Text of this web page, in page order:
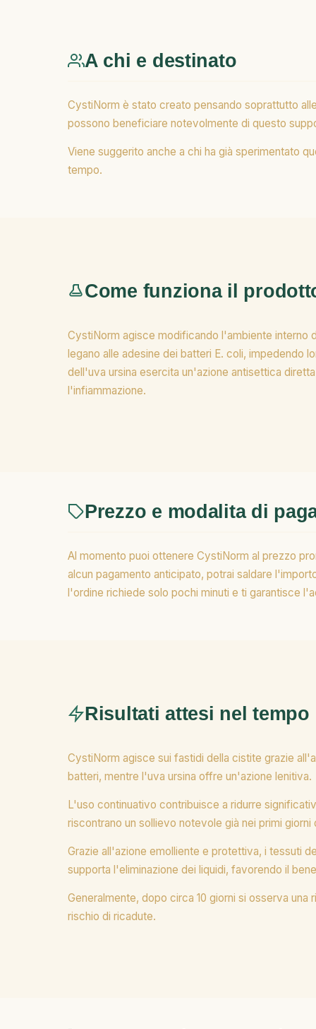
A chi e destinato
CystiNorm è stato creato pensando soprattutto
possono beneficiare notevolmente di questo
Viene suggerito anche a chi ha già sperimentato
tempo.
Come funziona il
CystiNorm agisce modificando l'ambiente interno
legano alle adesine dei batteri E. coli, impedendo
dell'uva ursina esercita un'azione antisettica
l'infiammazione.
Prezzo e modalita di
Al momento puoi ottenere CystiNorm al prezzo
alcun pagamento anticipato, potrai saldare
l'ordine richiede solo pochi minuti e ti garantisce
Risultati attesi nel tempo
CystiNorm agisce sui fastidi della cistite grazie
batteri, mentre l'uva ursina offre un'azione lenitiva.
L'uso continuativo contribuisce a ridurre
riscontrano un sollievo notevole già nei primi giorni
Grazie all'azione emolliente e protettiva, i tessuti
supporta l'eliminazione dei liquidi, favorendo il
Generalmente, dopo circa 10 giorni si osserva
rischio di ricadute.